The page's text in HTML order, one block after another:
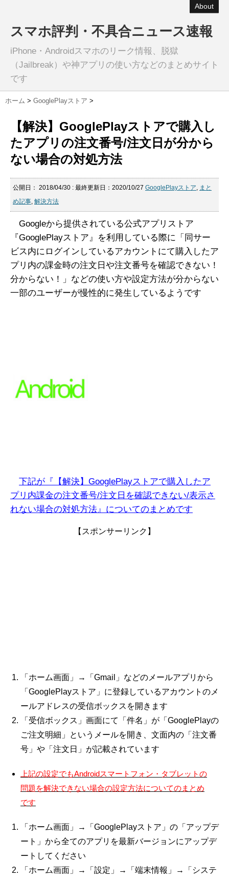
About
スマホ評判・不具合ニュース速報
iPhone・Androidスマホのリーク情報、脱獄
（Jailbreak）や神アプリの使い方などのまとめサイト
です
ホーム > GooglePlayストア >
【解決】GooglePlayストアで購入し
たアプリの注文番号/注文日が分から
ない場合の対処方法
公開日： 2018/04/30 : 最終更新日：2020/10/27 GooglePlayストア, まと
め記事, 解決方法
Googleから提供されている公式アプリストア
『GooglePlayストア』を利用している際に「同サー
ビス内にログインしているアカウントにて購入したア
プリ内の課金時の注文日や注文番号を確認できない！
分からない！」などの使い方や設定方法が分からない
一部のユーザーが慢性的に発生しているようです
下記が『【解決】GooglePlayストアで購入したア
プリ内課金の注文番号/注文日を確認できない/表示さ
れない場合の対処方法』についてのまとめです
【スポンサーリンク】
「ホーム画面」→「Gmail」などのメールアプリから
「GooglePlayストア」に登録しているアカウントのメ
ールアドレスの受信ボックスを開きます
「受信ボックス」画面にて「件名」が「GooglePlayの
ご注文明細」というメールを開き、文面内の「注文番
号」や「注文日」が記載されています
上記の設定でもAndroidスマートフォン・タブレットの
問題を解決できない場合の設定方法についてのまとめ
です
「ホーム画面」→「GooglePlayストア」の「アップデ
ート」から全てのアプリを最新バージョンにアップデ
ートしてください
「ホーム画面」→「設定」→「端末情報」→「システ